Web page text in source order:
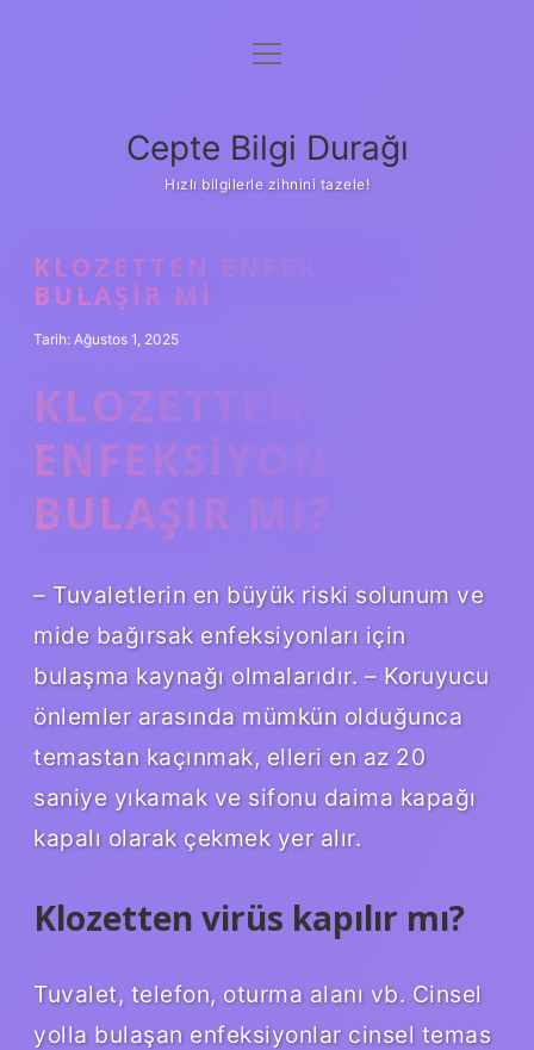
Anasayfa
Yasal Uyarı
menüyü
Cepte Bilgi Durağı
Hızlı bilgilerle zihnini tazele!
KLOZETTEN ENFEKSIYON
BULAŞIR MI
Tarih: Ağustos 1, 2025
KLOZETTEN
ENFEKSIYON
BULAŞIR MI?
– Tuvaletlerin en büyük riski solunum ve
mide bağırsak enfeksiyonları için
bulaşma kaynağı olmalarıdır. – Koruyucu
önlemler arasında mümkün olduğunca
temastan kaçınmak, elleri en az 20
saniye yıkamak ve sifonu daima kapağı
kapalı olarak çekmek yer alır.
Klozetten virüs kapılır mı?
Tuvalet, telefon, oturma alanı vb. Cinsel
yolla bulaşan enfeksiyonlar cinsel temas